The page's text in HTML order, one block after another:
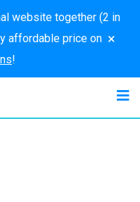
website together (2 in
affordable price on
!
×